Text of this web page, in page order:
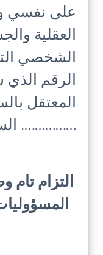
على نفسي
العقلية
الشخصي
الرقم الذي
المعتقل
…………….
التزام تام